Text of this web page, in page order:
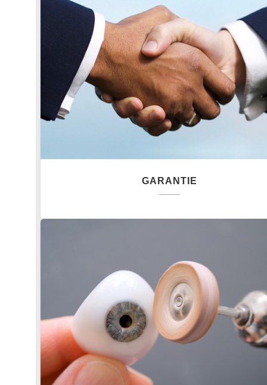
GARANTIE